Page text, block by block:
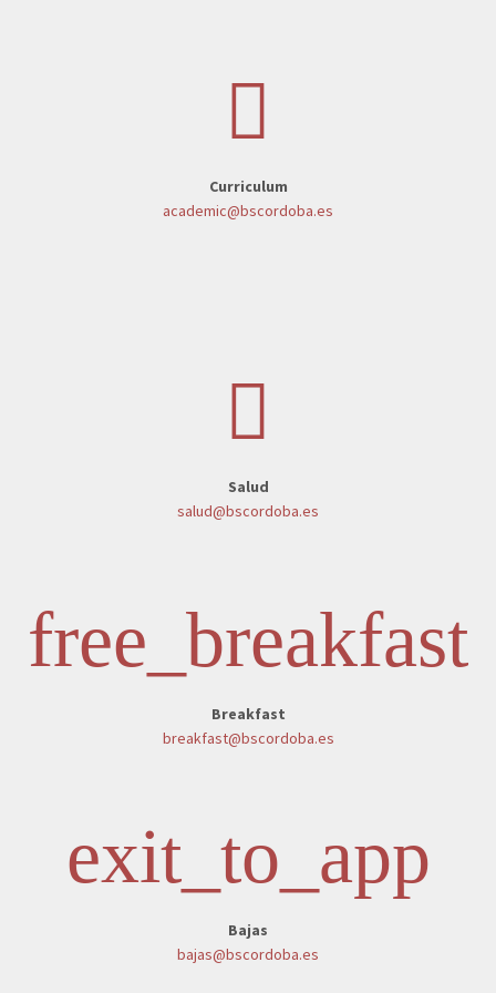
Curriculum
academic@bscordoba.es
Salud
salud@bscordoba.es
free_breakfast
Breakfast
breakfast@bscordoba.es
exit_to_app
Bajas
bajas@bscordoba.es